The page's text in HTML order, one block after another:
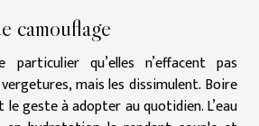
camouflage
qu’elles n’effacent pas
mais les dissimulent. Boire
le geste à adopter au quotidien. L’eau